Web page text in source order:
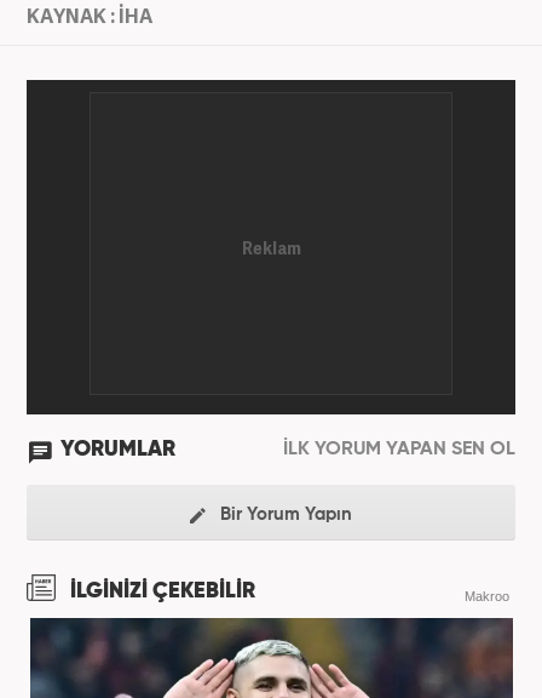
KAYNAK : İHA
YORUMLAR İLK YORUM YAPAN SEN OL
Bir Yorum Yapın
İLGİNİZİ ÇEKEBİLİR Makroo